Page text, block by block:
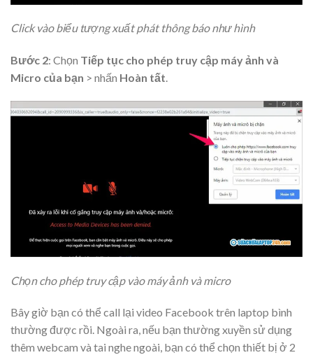
Click vào biểu tượng xuất phát thông báo như hình
Bước 2: Chọn Tiếp tục cho phép truy cập máy ảnh và
Micro của bạn > nhấn Hoàn tất.
Chọn cho phép truy cập vào máy ảnh và micro
Bây giờ bạn có thể call lại video Facebook trên laptop bình
thường được rồi. Ngoài ra, nếu bạn thường xuyền sử dụng
thêm webcam và tai nghe ngoài, bạn có thể chọn thiết bị ở 2